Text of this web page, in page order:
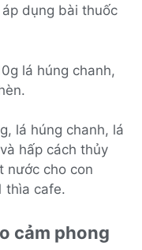
dụng bài thuốc
lá húng chanh,
lá húng chanh, lá
hấp cách thủy
nước cho con
thìa cafe.
cảm phong